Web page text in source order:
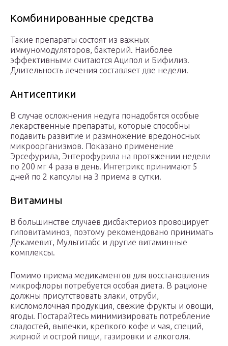
Комбинированные средства
Такие препараты состоят из важных
иммуномодуляторов, бактерий. Наиболее
эффективными считаются Аципол и Бифилиз.
Длительность лечения составляет две недели.
Антисептики
В случае осложнения недуга понадобятся особые
лекарственные препараты, которые способны
подавить развитие и размножение вредоносных
микроорганизмов. Показано применение
Эрсефурила, Энтерофурила на протяжении недели
по 200 мг 4 раза в день. Интетрикс принимают 5
дней по 2 капсулы на 3 приема в сутки.
Витамины
В большинстве случаев дисбактериоз провоцирует
гиповитаминоз, поэтому рекомендовано принимать
Декамевит, Мультитабс и другие витаминные
комплексы.
Помимо приема медикаментов для восстановления
микрофлоры потребуется особая диета. В рационе
должны присутствовать злаки, отруби,
кисломолочная продукция, свежие фрукты и овощи,
ягоды. Постарайтесь минимизировать потребление
сладостей, выпечки, крепкого кофе и чая, специй,
жирной и острой пищи, газировки и алкоголя.